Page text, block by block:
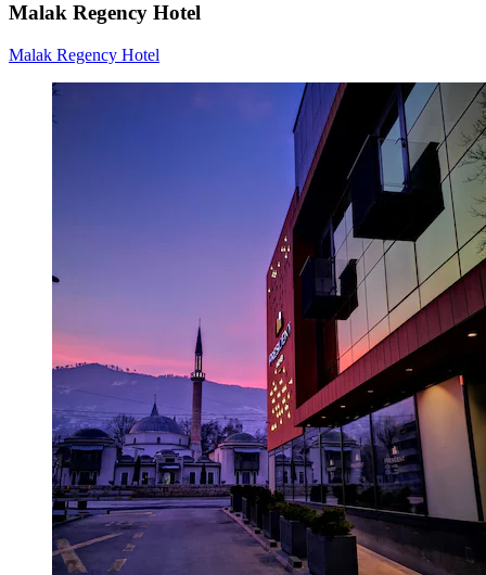
Malak Regency Hotel
Malak Regency Hotel